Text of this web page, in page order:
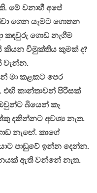
මේ වනාහී අපේ
ගෙන යෑමට ගොතන
කඳවුරු ගොඩ නැගීම
කියන විමුක්තිය කුමක් ද?
වැන්න.
මා කළකට පෙර
කාන්තාවන් පිරිසක්
බියෙන් කෑ
දකින්නට අවශ්‍ය නැත.
නැඟේ. කාගේ
පාඩුවේ ඉන්න දෙන්න.
ඇති වන්නේ නැත.